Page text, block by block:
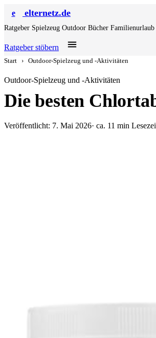
e elternetz.de
Ratgeber Spielzeug Outdoor Bücher Familienurlaub
Ratgeber stöbern
Start › Outdoor-Spielzeug und -Aktivitäten
Outdoor-Spielzeug und -Aktivitäten
Die besten
Veröffentlicht: 7. Mai 2026· ca. 11 min